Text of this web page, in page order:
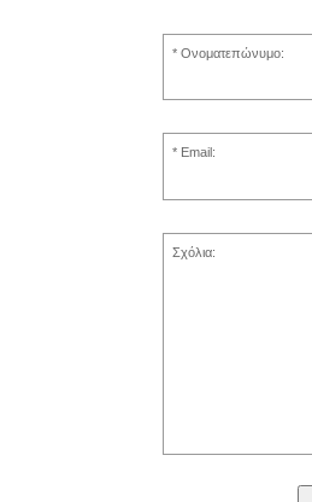
Ονοματεπώνυμο:
Email:
Σχόλια: